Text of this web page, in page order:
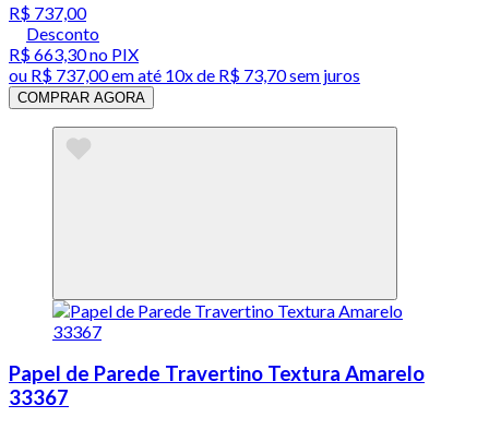
R$ 737,00
Desconto
R$ 663,30no PIX
ou R$ 737,00em até 10x de R$ 73,70 sem juros
COMPRAR AGORA
Papel de Parede Travertino Textura Amarelo
33367